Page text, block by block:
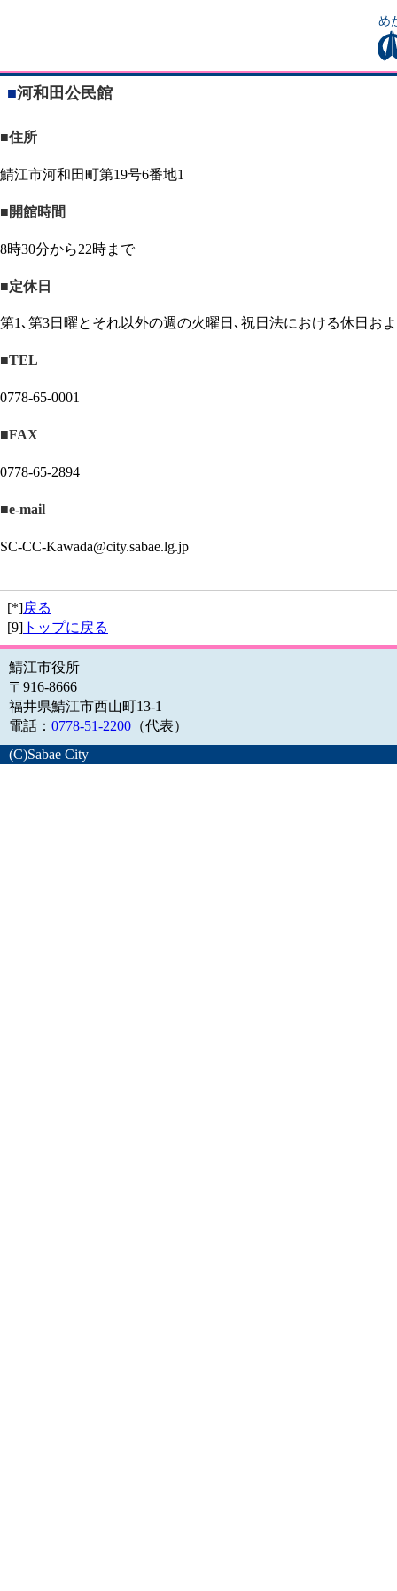
■河和田公民館
■住所
鯖江市河和田町第19号6番地1
■開館時間
8時30分から22時まで
■定休日
第1､第3日曜とそれ以外の週の火曜日､祝日法における休日お
■TEL
0778-65-0001
■FAX
0778-65-2894
■e-mail
SC-CC-Kawada@city.sabae.lg.jp
[*]戻る
[9] トップに戻る
鯖江市役所
〒916-8666
福井県鯖江市西山町13-1
電話： 0778-51-2200 （代表）
(C)Sabae City